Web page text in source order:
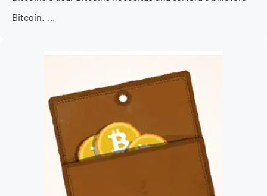
Bitcoin. ...